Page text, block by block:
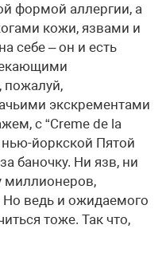
формой аллергии, а
кожи, язвами и
себе – он и есть
пожалуй,
экскрементами
с “Creme de la
нью-йоркской Пятой
баночку. Ни язв, ни
миллионеров,
Но ведь и ожидаемого
тоже. Так что,